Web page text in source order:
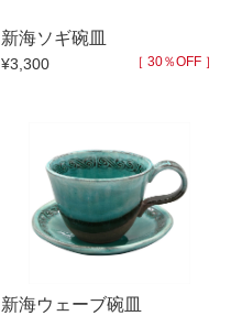
新海ソギ碗皿
¥3,300 ［ 30％OFF ］
新海ウェーブ碗皿